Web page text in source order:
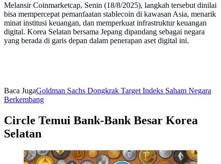
Melansir Coinmarketcap, Senin (18/8/2025), langkah tersebut dinilai
bisa mempercepat pemanfaatan stablecoin di kawasan Asia, menarik
minat institusi keuangan, dan memperkuat infrastruktur keuangan
digital. Korea Selatan bersama Jepang dipandang sebagai negara
yang berada di garis depan dalam penerapan aset digital ini.
Baca JugaGoldman Sachs Dongkrak Target Indeks Saham Negara
Berkembang
Circle Temui Bank-Bank Besar Korea
Selatan